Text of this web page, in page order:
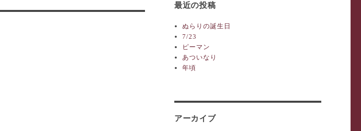
最近の投稿
ぬらりの誕生日
7/23
ピーマン
あついなり
年頃
アーカイブ